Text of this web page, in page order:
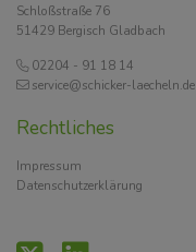
Schloßstraße 76
51429 Bergisch Gladbach
02204 - 91 18 14
service@schicker-laecheln.de
Rechtliches
Impressum
Datenschutzerklärung